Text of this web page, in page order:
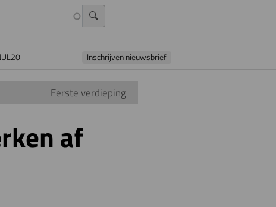
Inschrijven nieuwsbrief
Eerste verdieping
af